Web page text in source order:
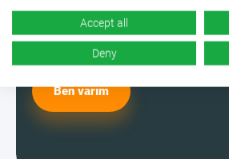
bunlardan bolca var.
Ben varım
Accept all
Deny